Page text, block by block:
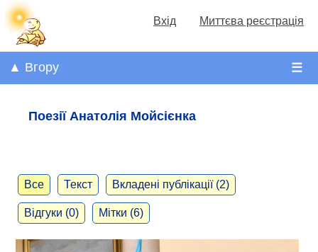
Вхід Миттєва реєстрація
☰
▲ Вгору
Поезії Анатолія Мойсієнка
Все Текст Вкладені публікації (2)
Відгуки (0) Мітки (6)